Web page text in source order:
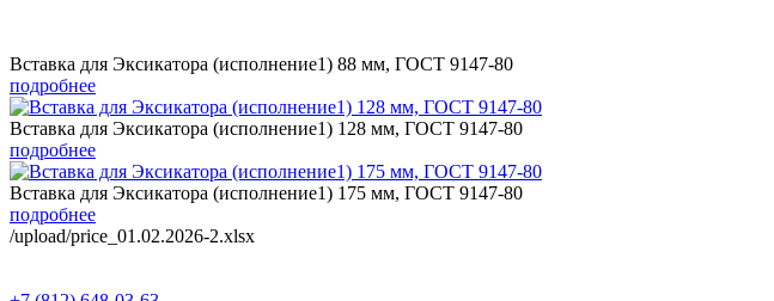
Вставка для Эксикатора (исполнение1) 88 мм, ГОСТ 9147-80
подробнее
Вставка для Эксикатора (исполнение1) 128 мм, ГОСТ 9147-80
подробнее
Вставка для Эксикатора (исполнение1) 175 мм, ГОСТ 9147-80
подробнее
/upload/price_01.02.2026-2.xlsx